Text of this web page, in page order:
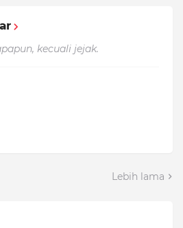
kecuali jejak.
Lebih lama